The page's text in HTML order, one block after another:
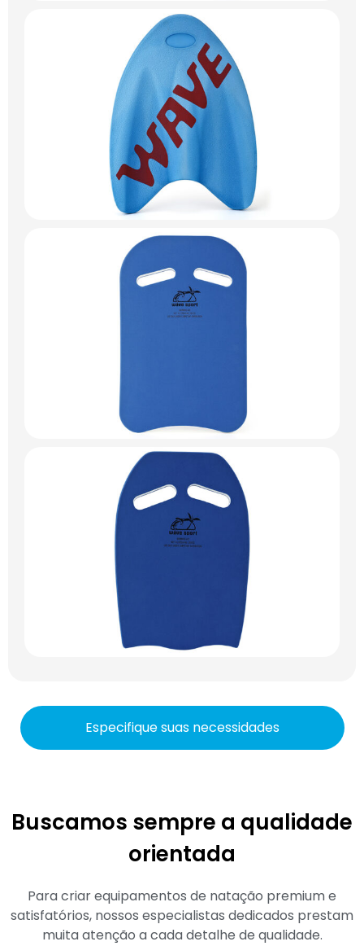
Especifique suas necessidades
Buscamos sempre a qualidade
orientada
Para criar equipamentos de natação premium e
satisfatórios, nossos especialistas dedicados prestam
muita atenção a cada detalhe de qualidade.